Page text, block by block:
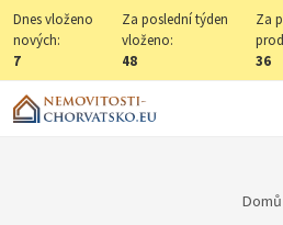
Dnes vloženo
nových:
7
Za poslední týden
vloženo:
48
Za
36
Domů